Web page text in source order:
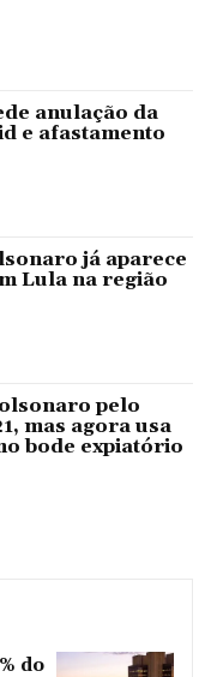
anulação da
e afastamento
já aparece
Lula na região
pelo
mas agora usa
bode expiatório
do